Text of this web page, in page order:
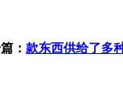
： 款东西供给了多